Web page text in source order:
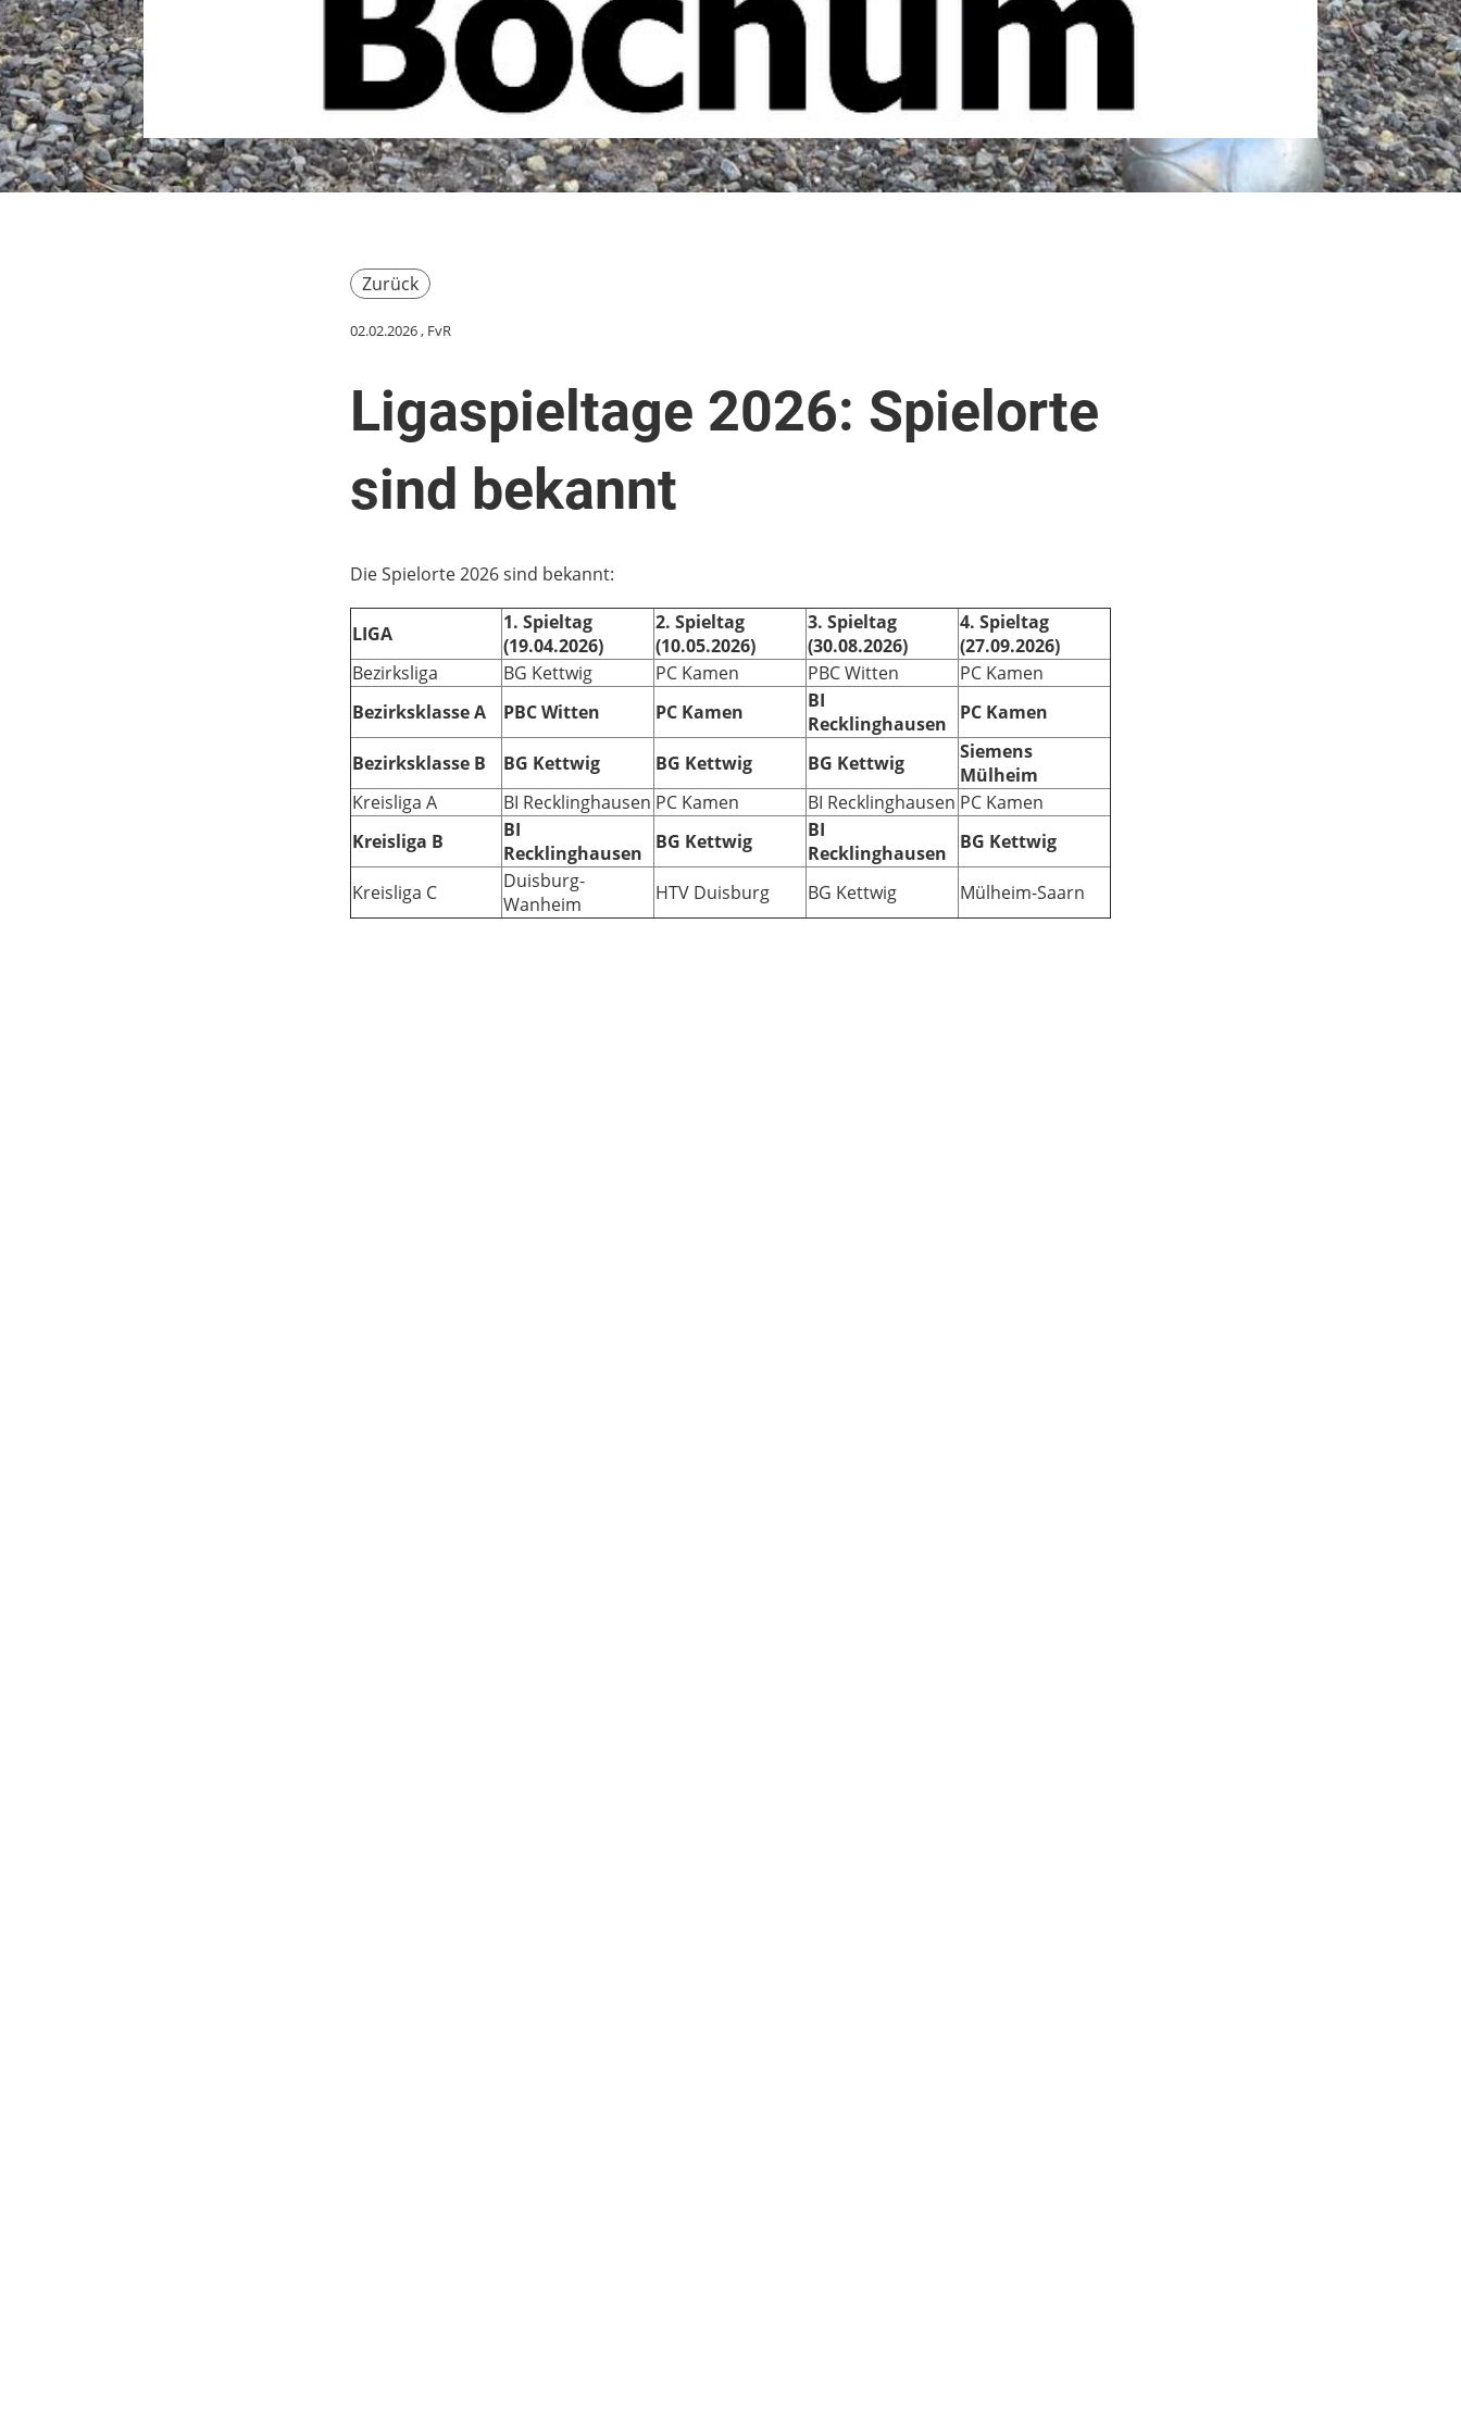
Zurück
02.02.2026, FvR
Ligaspieltage 2026: Spielorte
sind bekannt
Die Spielorte 2026 sind bekannt:
LIGA
1. Spieltag
(19.04.2026)
2. Spieltag
(10.05.2026)
3. Spieltag
(30.08.2026)
4. Spieltag
(27.09.2026)
Bezirksliga
BG Kettwig PC Kamen PBC Witten
PC Kamen
Bezirksklasse A
PBC Witten PC Kamen
BI
Recklinghausen
PC Kamen
Bezirksklasse B BG Kettwig BG Kettwig BG Kettwig
Siemens
Mülheim
Kreisliga A
BI Recklinghausen PC Kamen BI Recklinghausen PC Kamen
Kreisliga B
BI
Recklinghausen
BG Kettwig
BI
Recklinghausen
BG Kettwig
Kreisliga C
Duisburg-
Wanheim
HTV Duisburg BG Kettwig Mülheim-Saarn